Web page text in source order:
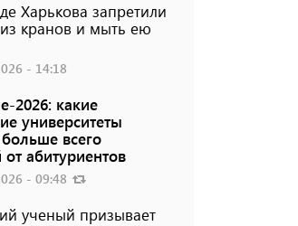
Харькова запретили
кранов и мыть ею
- 14:18
2026: какие
университеты
всего
абитуриентов
- 09:48
ученый призывает